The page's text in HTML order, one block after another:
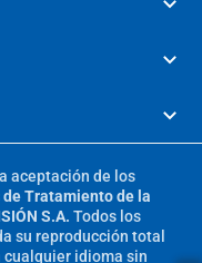
aceptación de los
Tratamiento de la
S.A. Todos los
su reproducción total
cualquier idioma sin